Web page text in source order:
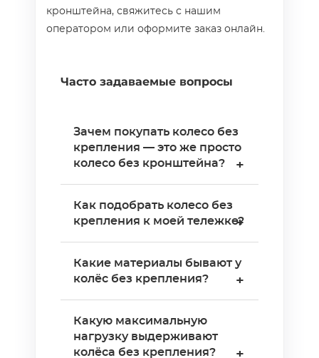
кронштейна, свяжитесь с нашим
оператором или оформите заказ онлайн.
Часто задаваемые вопросы
Зачем покупать колесо без
крепления — это же просто
колесо без кронштейна?
+
без вилки, площадки или
болта. Покупают для замены
изношенного колеса в
существующем кронштейне
или для самостоятельной
сборки нестандартных
конструкций. Это дешевле,
чем менять всю колёсную
опору целиком — экономия
Как подобрать колесо без
крепления к моей тележке?
+
параметра: диаметр колеса
(50–300 мм), ширину колеса
и посадочный диаметр
отверстия (стандартные —
12, 15, 20, 25 мм). Если старое
Какие материалы бывают у
колёс без крепления?
+
резина (мягкий ход,
бюджетная), полиуретан
Какую максимальную
нагрузку выдерживают
колёса без крепления?
+